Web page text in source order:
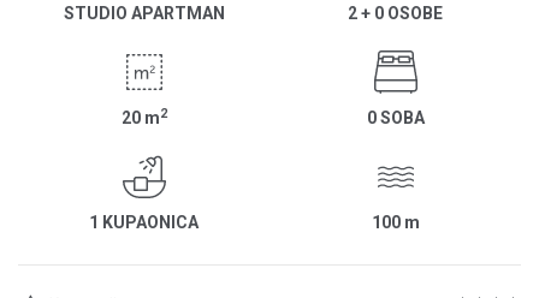
STUDIO APARTMAN 2 + 0 OSOBE
20 m2 0 SOBA
1 KUPAONICA 100 m